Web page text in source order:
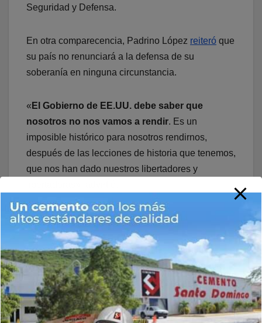
Seguridad y Defensa.
En otra comparecencia, Padrino López reiteró que
su país no renunciará a la defensa de su
soberanía en ninguna circunstancia.
« El Gobierno de EE.UU. debe saber que
nosotros no nos vamos a rendir. Es un
imposible histórico para nosotros rendirnos,
después de las lecciones de historia que tenemos,
que nos han dado nuestros libertadores y
Robo de petróleo
El anuncio del bloqueo vino antecedido por
latoma militarde un tanquero que transportaba
crudo venezolano cerca de las costas de
Venezuela y la posterior confiscación ilegal de la
carga.«Nos lo quedaremos»,dijoTrump